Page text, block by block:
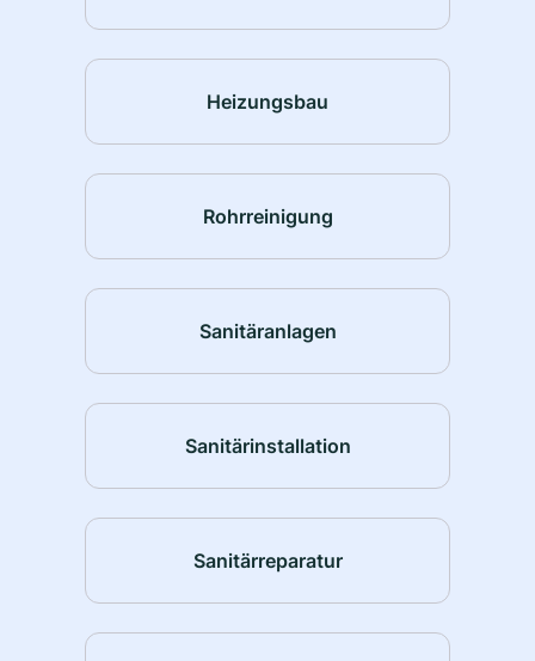
Heizungsbau
Rohrreinigung
Sanitäranlagen
Sanitärinstallation
Sanitärreparatur